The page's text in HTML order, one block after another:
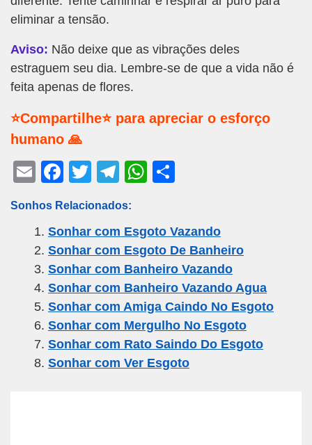
eliminar a tensão.
Aviso: Não deixe que as vibrações deles
estraguem seu dia. Lembre-se de que a vida não é
feita apenas de flores.
⭐Compartilhe⭐ para apreciar o esforço
humano 🙏
E
ail
F
c
e
b
o
o
k
T
tt
er
T
e
gr
a
m
W
s
A
p
p
e
Sonhos Relacionados:
Sonhar com Esgoto Vazando
Sonhar com Esgoto De Banheiro
Sonhar com Banheiro Vazando
Sonhar com Banheiro Vazando Agua
Sonhar com Amiga Caindo No Esgoto
Sonhar com Mergulho No Esgoto
Sonhar com Rato Saindo Do Esgoto
Sonhar com Ver Esgoto